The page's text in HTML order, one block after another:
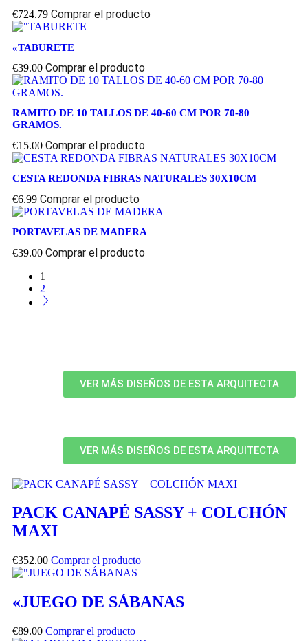
€724.79 Comprar el producto
«TABURETE
€39.00 Comprar el producto
RAMITO DE 10 TALLOS DE 40-60 CM POR 70-80
GRAMOS.
€15.00 Comprar el producto
CESTA REDONDA FIBRAS NATURALES 30X10CM
€6.99 Comprar el producto
PORTAVELAS DE MADERA
€39.00 Comprar el producto
1
2
VER MÁS DISEÑOS DE ESTA ARQUITECTA
VER MÁS DISEÑOS DE ESTA ARQUITECTA
PACK CANAPÉ SASSY + COLCHÓN
MAXI
€352.00 Comprar el producto
«JUEGO DE SÁBANAS
€89.00 Comprar el producto